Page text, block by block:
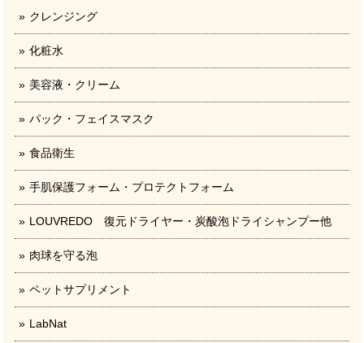
クレンジング
化粧水
美容液・クリーム
パック・フェイスマスク
食品衛生
手肌保護フォーム・プロテクトフォーム
LOUVREDO 復元ドライヤー・炭酸泡ドライシャンプー他
肉球を守る泡
ペットサプリメント
LabNat